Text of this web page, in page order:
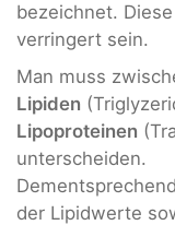
bezeichnet.
verringert sein.
Man muss
Lipiden
Lipoproteinen
unterscheiden.
der Lipidwerte